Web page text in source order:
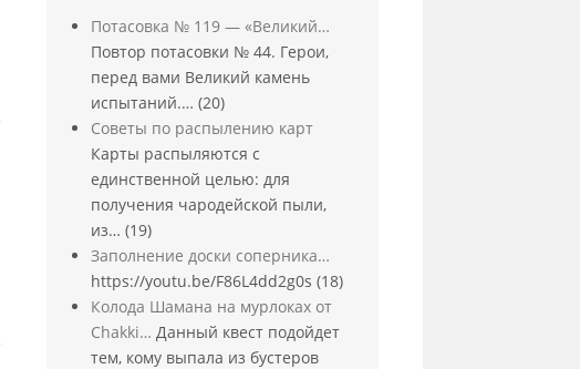
Потасовка № 119 — «Великий…
Повтор потасовки № 44. Герои,
перед вами Великий камень
испытаний.… (20)
Советы по распылению карт
Карты распыляются с
единственной целью: для
получения чародейской пыли,
из… (19)
Заполнение доски соперника…
https://youtu.be/F86L4dd2g0s (18)
Колода Шамана на мурлоках от
Chakki… Данный квест подойдет
тем, кому выпала из бустеров